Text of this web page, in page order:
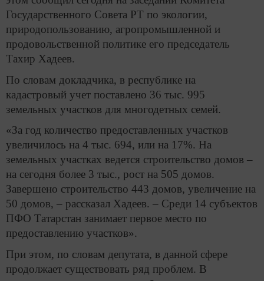
Государственного Совета РТ по экологии,
природопользованию, агропромышленной и
продовольственной политике его председатель
Тахир Хадеев.
По словам докладчика, в республике на
кадастровый учет поставлено 36 тыс. 995
земельных участков для многодетных семей.
«За год количество предоставленных участков
увеличилось на 4 тыс. 694, или на 17%. На
земельных участках ведется строительство домов –
на сегодня более 3 тыс., рост на 505 домов.
Завершено строительство 443 домов, увеличение на
50 домов, – рассказал Хадеев. – Среди 14 субъектов
ПФО Татарстан занимает первое место по
предоставлению участков».
При этом, по словам депутата, в данной сфере
продолжает существовать ряд проблем. В